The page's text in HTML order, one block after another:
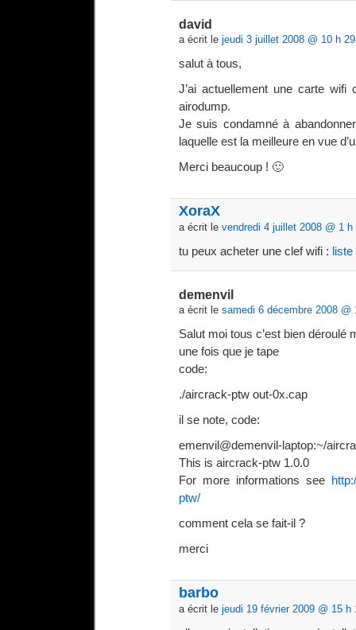
david
a écrit le jeudi 3 juillet 2008 @ 10 h 29
salut à tous,
J’ai actuellement une carte
airodump.
Je suis condamné à
laquelle est la meilleure en vue
Merci beaucoup ! 🙂
XoraX
a écrit le vendredi 4 juillet 2008 @ 1 h
tu peux acheter une clef wifi :
demenvil
a écrit le samedi 6 décembre 2008 @
Salut moi tous c’est bien déroulé
une fois que je tape
code:
./aircrack-ptw out-0x.cap
il se note, code:
emenvil@demenvil-laptop:~/
This is aircrack-ptw 1.0.0
For more informations see
ptw/
comment cela se fait-il ?
merci
barbo
a écrit le jeudi 19 février 2009 @ 15 h